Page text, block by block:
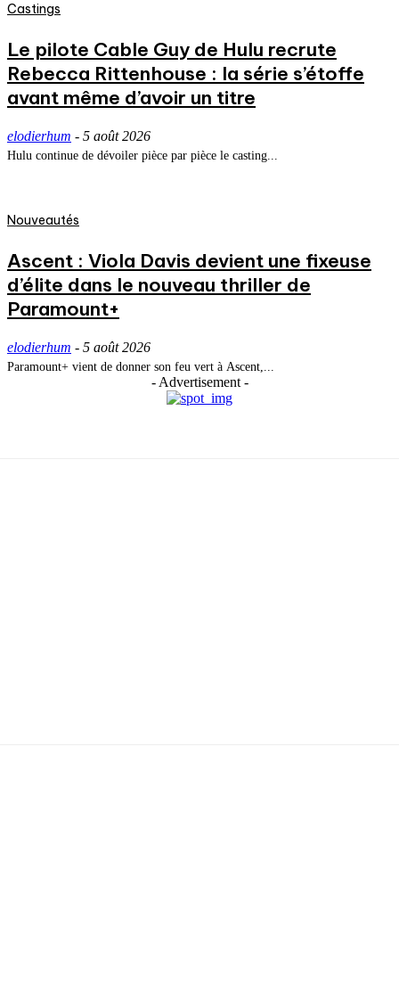
Castings
Le pilote Cable Guy de Hulu recrute
Rebecca Rittenhouse : la série s’étoffe
avant même d’avoir un titre
elodierhum - 5 août 2026
Hulu continue de dévoiler pièce par pièce le casting...
Nouveautés
Ascent : Viola Davis devient une fixeuse
d’élite dans le nouveau thriller de
Paramount+
elodierhum - 5 août 2026
Paramount+ vient de donner son feu vert à Ascent,...
- Advertisement -